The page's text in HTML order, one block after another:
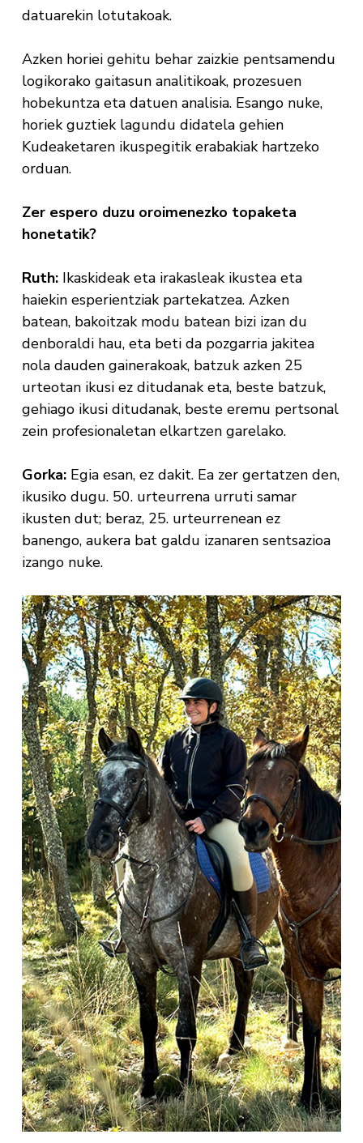
datuarekin lotutakoak.
Azken horiei gehitu behar zaizkie pentsamendu
logikorako gaitasun analitikoak, prozesuen
hobekuntza eta datuen analisia. Esango nuke,
horiek guztiek lagundu didatela gehien
Kudeaketaren ikuspegitik erabakiak hartzeko
orduan.
Zer espero duzu oroimenezko topaketa
honetatik?
Ruth:Ikaskideak eta irakasleak ikustea eta
haiekin esperientziak partekatzea. Azken
batean, bakoitzak modu batean bizi izan du
denboraldi hau, eta beti da pozgarria jakitea
nola dauden gainerakoak, batzuk azken 25
urteotan ikusi ez ditudanak eta, beste batzuk,
gehiago ikusi ditudanak, beste eremu pertsonal
zein profesionaletan elkartzen garelako.
Gorka:Egia esan, ez dakit. Ea zer gertatzen den,
ikusiko dugu. 50. urteurrena urruti samar
ikusten dut; beraz, 25. urteurrenean ez
banengo, aukera bat galdu izanaren sentsazioa
izango nuke.